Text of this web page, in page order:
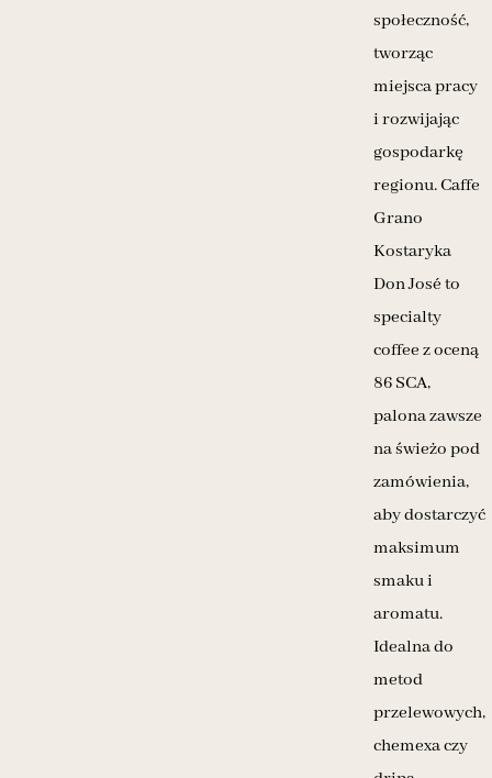
społeczność,
tworząc
miejsca pracy
i rozwijając
gospodarkę
regionu. Caffe
Grano
Kostaryka
Don José to
specialty
coffee z oceną
86 SCA,
palona zawsze
na świeżo pod
zamówienia,
aby dostarczyć
maksimum
smaku i
aromatu.
Idealna do
metod
przelewowych,
chemexa czy